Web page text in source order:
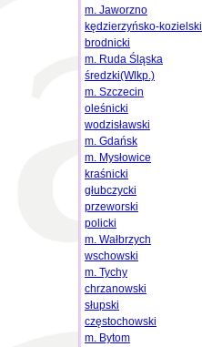
m. Jaworzno
kędzierzyńsko-kozielski
brodnicki
m. Ruda Śląska
średzki(Wlkp.)
m. Szczecin
oleśnicki
wodzisławski
m. Gdańsk
m. Mysłowice
kraśnicki
głubczycki
przeworski
policki
m. Wałbrzych
wschowski
m. Tychy
chrzanowski
słupski
częstochowski
m. Bytom